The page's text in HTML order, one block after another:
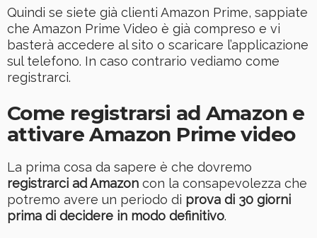
Quindi se siete già clienti Amazon Prime, sappiate
che Amazon Prime Video è già compreso e vi
basterà accedere al sito o scaricare l’applicazione
sul telefono. In caso contrario vediamo come
registrarci.
Come registrarsi ad Amazon e
attivare Amazon Prime video
La prima cosa da sapere è che dovremo
registrarci ad Amazon con la consapevolezza che
potremo avere un periodo di prova di 30 giorni
prima di decidere in modo definitivo.